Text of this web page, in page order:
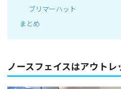
ブリマーハット
まとめ
ノースフェイスはアウト